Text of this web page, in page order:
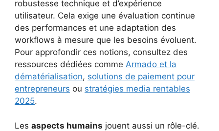
robustesse technique et d’expérience
utilisateur. Cela exige une évaluation continue
des performances et une adaptation des
workflows à mesure que les besoins évoluent.
Pour approfondir ces notions, consultez des
ressources dédiées comme Armado et la
dématérialisation, solutions de paiement pour
entrepreneurs ou stratégies media rentables
2025.
Les aspects humains jouent aussi un rôle-clé.